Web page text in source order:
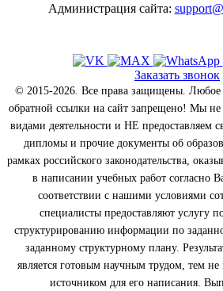
Администрация сайта:
Заказать звонок
© 2015-2026. Все права защищены. Любое
обратной ссылки на сайт запрещено! Мы
видами деятельности и НЕ предоставляем
дипломы и прочие документы об
рамках российского законодательства,
в написании учебных работ согласно
соответствии с нашими условиями
специалисты предоставляют услугу
структурированию информации по
заданному структурному плану.
является готовым научным трудом, тем
источником для его написания.